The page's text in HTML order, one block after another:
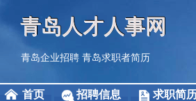
青岛人才人事网
青岛企业招聘 青岛求职者简历
首页 招聘信息 求职简